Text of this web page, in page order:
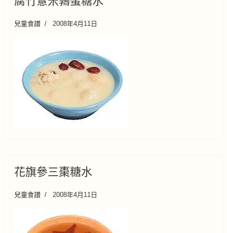
兒童食譜 2008年4月11日
花旗參三棗糖水
兒童食譜 2008年4月11日